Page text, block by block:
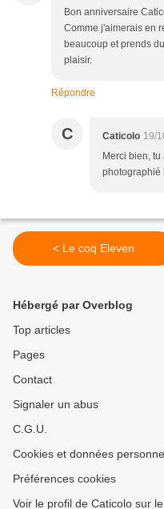
Bon anniversaire
Comme j'aimerais en
beaucoup et prends
plaisir.
Répondre
C Caticolo 19/
Merci bien,
photographié
< Le coq Eleven
Hébergé par Overblog
Top articles
Pages
Contact
Signaler un abus
C.G.U.
Cookies et données
Préférences cookies
Voir le profil de Caticolo sur